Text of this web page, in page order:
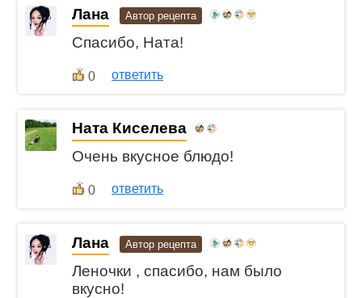
Лана Автор рецепта
Спасибо, Ната!
0 ответить
Ната Киселева
Очень вкусное блюдо!
0 ответить
Лана Автор рецепта
Леночки , спасибо, нам было
вкусно!